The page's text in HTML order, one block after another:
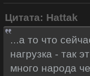
Цитата: Hattak
...а то что
нагрузка - так
много народа